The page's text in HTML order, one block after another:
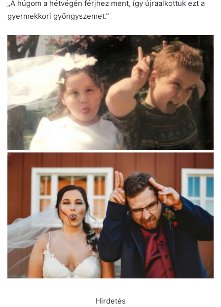
„A húgom a hétvégén férjhez ment, így újraalkottuk ezt a
gyermekkori gyöngyszemet.”
Hirdetés